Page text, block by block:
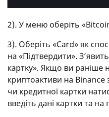
2). У меню оберіть
3). Оберіть «Card» як
на «Підтвердити».
картку». Якщо ви раніше
криптоактиви на
чи кредитної картки
введіть дані картки та